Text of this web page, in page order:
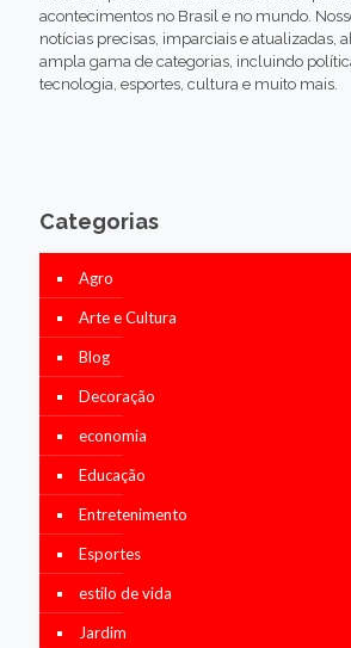
acontecimentos no Brasil e no mundo.
notícias precisas, imparciais e atualizadas,
ampla gama de categorias, incluindo
tecnologia, esportes, cultura e muito mais.
Categorias
Agro
Arte e Cultura
Blog
Decoração
economia
Educação
Entretenimento
Esportes
estilo de vida
Jardim